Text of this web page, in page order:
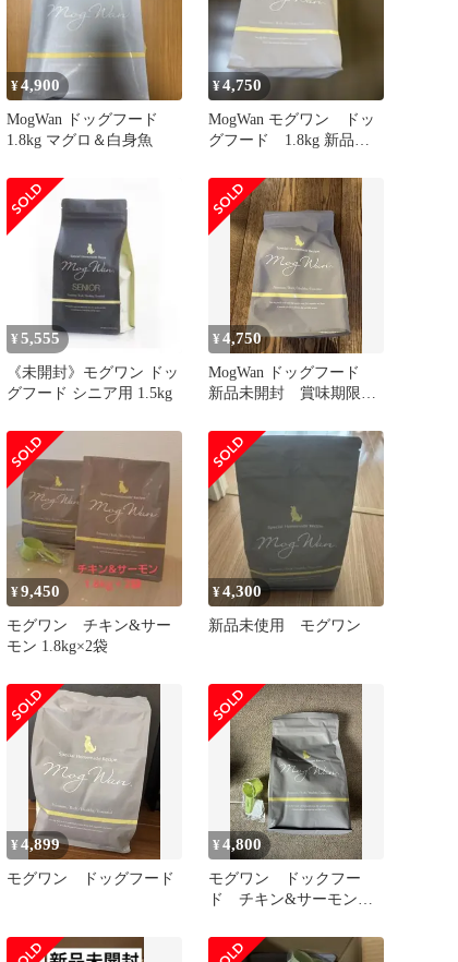
¥4,900
MogWan ドッグフード
1.8kg マグロ＆白身魚
¥4,750
MogWan モグワン ドッ
グフード 1.8kg 新品未
¥ 5,555
《未開封》モグワン ドッ
グフード シニア用 1.5kg
¥4,750
MogWan ドッグフード
新品未開封 賞味期限
¥9,450
モグワン チキン&サー
モン 1.8kg×2袋
¥4,300
新品未使用 モグワン
¥4,899
モグワン ドッグフード
¥4,800
モグワン ドックフー
ド チキン&サーモン